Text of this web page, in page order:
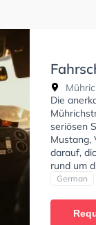
Die
seriösen
Mustang,
darauf,
rund um
Klasse
und
German